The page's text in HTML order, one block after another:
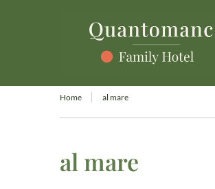
Home al mare
al mare